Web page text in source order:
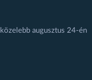
augusztus 24-én